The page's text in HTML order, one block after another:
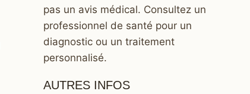
pas un avis médical. Consultez un
professionnel de santé pour un
diagnostic ou un traitement
personnalisé.
AUTRES INFOS